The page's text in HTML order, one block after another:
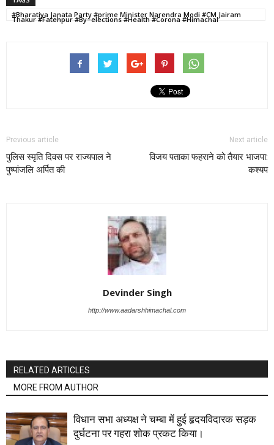
#Bharatiya Janata Party #prime Minister Narendra Modi #CM Jairam
Thakur #Fatehpur #By–elections #Health #Corona #Himachal
Previous article
पुलिस स्मृति दिवस पर राज्यपाल ने
पुष्पांजलि अर्पित की
Next article
विजय पताका फहराने को तैयार भाजपा:
कश्यप
Devinder Singh
http://www.aadarshhimachal.com
RELATED ARTICLES
MORE FROM AUTHOR
विधान सभा अध्यक्ष ने चम्बा में हुई हृदयविदारक सड़क
दुर्घटना पर गहरा शोक प्रकट किया।